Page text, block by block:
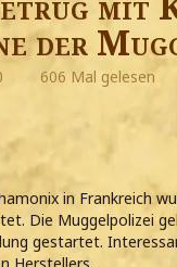
der
606 Mal gelesen
in Frankreich
Die Muggelpolizei
gestartet.